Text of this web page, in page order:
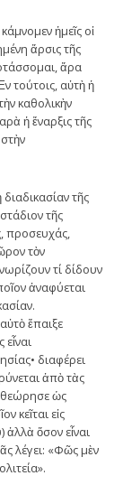
ἡμεῖς οἱ
ἄρσις τῆς
ἄρα
τούτοις, αὐτὴ ἡ
καθολικὴν
ἡ ἔναρξις τῆς
τῆς
τῆς
προσευχάς,
τὸν
τί δίδουν
ἀναφύεται
ἔπαιξε
διαφέρει
ἀπὸ τὰς
ὡς
κεῖται εἰς
ὅσον εἶναι
λέγει: «Φῶς μὲν